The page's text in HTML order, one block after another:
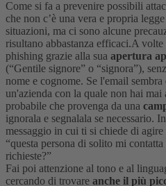
Come si fa a prevenire possibili
che non c’è una vera e propria
situazioni, ma ci sono alcune
risultano abbastanza efficaci.A volte
phishing grazie alla sua apertura
(“Gentile signore” o “signora”),
nome e cognome. Se l'email sembra
un'azienda con la quale non hai
probabile che provenga da una
ignorala e segnalala se necessario.
messaggio in cui ti si chiede di
“questa persona di solito mi
richieste?”
Fai poi attenzione al tono e al
cercando di trovare anche il più